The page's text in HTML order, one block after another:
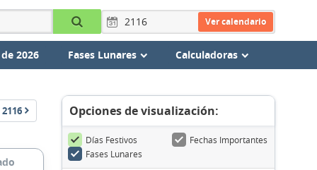
Ver calendario
2026 Fases Lunares Calculadoras
2116 Opciones de visualización:
Días Festivos
Fechas Importantes
Fases Lunares